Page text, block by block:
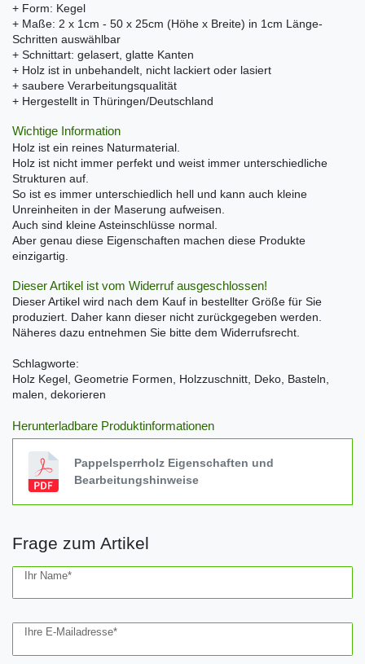
+ Form: Kegel
+ Maße: 2 x 1cm - 50 x 25cm (Höhe x Breite) in 1cm Länge-
Schritten auswählbar
+ Schnittart: gelasert, glatte Kanten
+ Holz ist in unbehandelt, nicht lackiert oder lasiert
+ saubere Verarbeitungsqualität
+ Hergestellt in Thüringen/Deutschland
Wichtige Information
Holz ist ein reines Naturmaterial.
Holz ist nicht immer perfekt und weist immer unterschiedliche
Strukturen auf.
So ist es immer unterschiedlich hell und kann auch kleine
Unreinheiten in der Maserung aufweisen.
Auch sind kleine Asteinschlüsse normal.
Aber genau diese Eigenschaften machen diese Produkte
einzigartig.
Dieser Artikel ist vom Widerruf ausgeschlossen!
Dieser Artikel wird nach dem Kauf in bestellter Größe für Sie
produziert. Daher kann dieser nicht zurückgegeben werden.
Näheres dazu entnehmen Sie bitte dem Widerrufsrecht.
Schlagworte:
Holz Kegel, Geometrie Formen, Holzzuschnitt, Deko, Basteln,
malen, dekorieren
Herunterladbare Produktinformationen
Pappelsperrholz Eigenschaften und
Bearbeitungshinweise
Frage zum Artikel
Ihr Name*
Ihre E-Mailadresse*
Ceres::Template.mailFormHoneypotLabel